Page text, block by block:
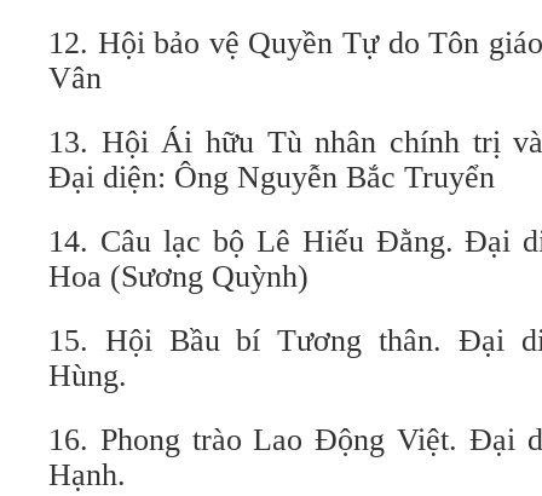
12. Hội bảo vệ Quyền Tự do Tôn
Vân
13. Hội Ái hữu Tù nhân chính trị
Đại diện: Ông Nguyễn Bắc Truyển
14. Câu lạc bộ Lê Hiếu Đằng. Đại
Hoa (Sương Quỳnh)
15. Hội Bầu bí Tương thân. Đại
Hùng.
16. Phong trào Lao Động Việt. Đại
Hạnh.